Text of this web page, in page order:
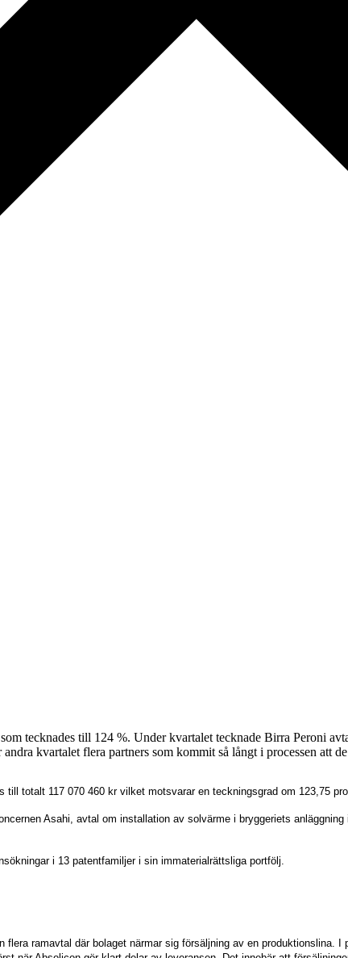
tecknades till 124 %. Under kvartalet tecknade Birra Peroni
kvartalet flera partners som kommit så långt i processen att
totalt 117 070 460 kr vilket motsvarar en teckningsgrad om 123,75
Asahi, avtal om installation av solvärme i bryggeriets
i 13 patentfamiljer i sin immaterialrättsliga portfölj.
flera ramavtal där bolaget närmar sig försäljning av en